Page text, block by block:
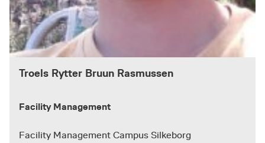
Troels Rytter Bruun Rasmussen
Facility Management
Facility Management Campus Silkeborg